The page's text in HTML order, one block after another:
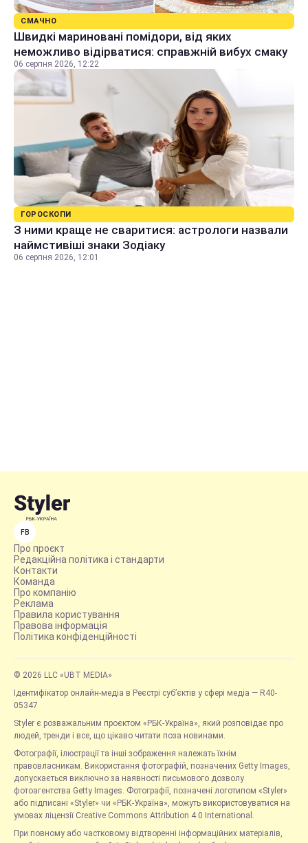
СМАЧНО
Швидкі мариновані помідори, від яких
неможливо відірватися: справжній вибух смаку
06 серпня 2026, 12:22
ГОРОСКОПИ
З ними краще не сваритися: астрологи назвали
наймстивіші знаки Зодіаку
06 серпня 2026, 12:01
FB
Про проєкт
Редакційна політика і стандарти
Контакти
Команда
Про компанію
Реклама
Правила користування
Правова інформація
Політика конфіденційності
© 2026 LLC «UBT MEDIA»
Ідентифікатор онлайн-медіа в Реєстрі суб’єктів у сфері медіа — R40-
05347
Styler є розважальним проєктом «РБК-Україна», який розповідає про
людей, тренди і все, що цікаво читати поза новинами.
Фотографії, ілюстрації та інші зображення належать їхнім
правовласникам. Використання фотографій, позначених Getty Images,
допускається виключно за наявності письмового дозволу
фотоагентства Getty Images. Фотографії, позначені логотипом «Styler»
або підписані «Styler» чи «РБК-Україна», можуть використовуватися на
умовах ліцензії Creative Commons Attribution 4.0 International.
При повному або частковому відтворенні інформаційних матеріалів,